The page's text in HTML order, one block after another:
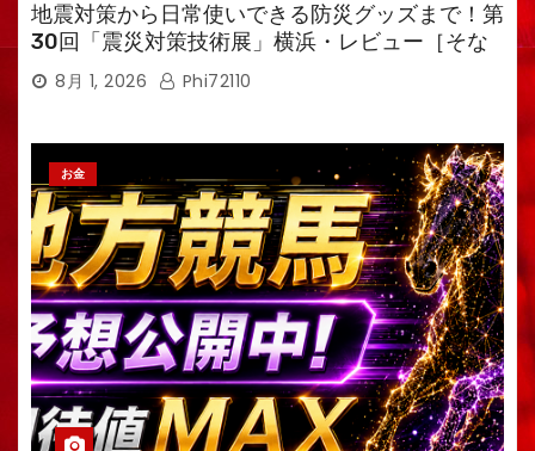
地震対策から日常使いできる防災グッズまで！第
30回「震災対策技術展」横浜・レビュー［そな
えるTV・高荷智也］
8月 1, 2026 Phi72110
お金